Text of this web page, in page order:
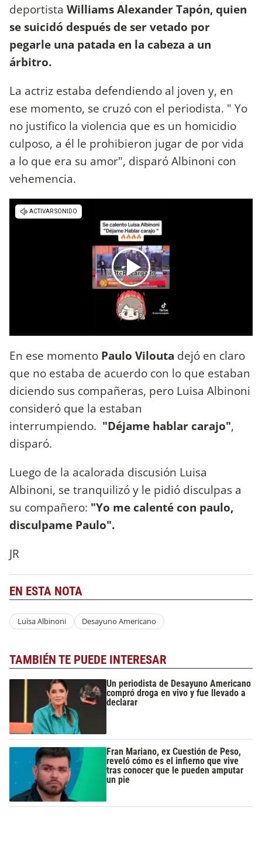
deportista Williams Alexander Tapón, quien
se suicidó después de ser vetado por
pegarle una patada en la cabeza a un
árbitro.
La actriz estaba defendiendo al joven y, en
ese momento, se cruzó con el periodista. " Yo
no justifico la violencia que es un homicidio
culposo, a él le prohibieron jugar de por vida
a lo que era su amor", disparó Albinoni con
vehemencia.
En ese momento Paulo Vilouta dejó en claro
que no estaba de acuerdo con lo que estaban
diciendo sus compañeras, pero Luisa Albinoni
consideró que la estaban
interrumpiendo. "Déjame hablar carajo",
disparó.
Luego de la acalorada discusión Luisa
Albinoni, se tranquilizó y le pidió disculpas a
su compañero: "Yo me calenté con paulo,
disculpame Paulo".
JR
EN ESTA NOTA
Luisa Albinoni Desayuno Americano
TAMBIÉN TE PUEDE INTERESAR
Un periodista de Desayuno Americano
compró droga en vivo y fue llevado a
declarar
Fran Mariano, ex Cuestión de Peso,
reveló cómo es el infierno que vive
tras conocer que le pueden amputar
un pie